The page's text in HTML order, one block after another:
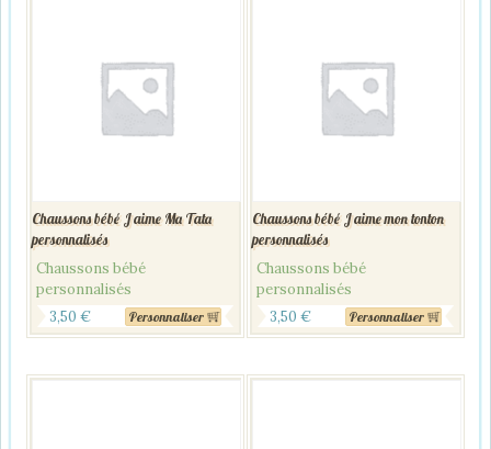
Chaussons bébé J aime Ma Tata
personnalisés
Chaussons bébé
personnalisés
3,50 € Personnaliser
Chaussons bébé J aime mon tonton
personnalisés
Chaussons bébé
personnalisés
3,50 € Personnaliser